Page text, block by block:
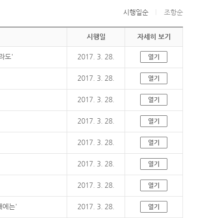
시행일순 조항순
시행일 자세히 보기
도' 2017. 3. 28. 열기
2017. 3. 28. 열기
2017. 3. 28. 열기
2017. 3. 28. 열기
2017. 3. 28. 열기
2017. 3. 28. 열기
2017. 3. 28. 열기
에는' 2017. 3. 28. 열기